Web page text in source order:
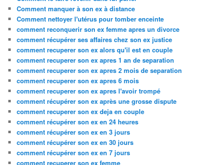
Comment manquer à son ex à distance
Comment nettoyer l'utérus pour tomber enceinte
comment reconquerir son ex femme apres un divorce
comment récupérer ses affaires chez son ex justice
comment recuperer son ex alors qu'il est en couple
comment recuperer son ex apres 1 an de separation
comment recuperer son ex apres 2 mois de separation
comment recuperer son ex apres 6 mois
comment recuperer son ex apres l'avoir trompé
comment récupérer son ex après une grosse dispute
comment recuperer son ex deja en couple
comment récupérer son ex en 24 heures
comment récupérer son ex en 3 jours
comment récupérer son ex en 30 jours
comment récupérer son ex en 7 jours
comment recuperer son ex femme